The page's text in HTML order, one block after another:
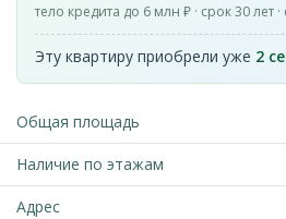
тело кредита до 6 млн ₽ · срок 30 лет ·
Эту квартиру приобрели уже 2
Общая площадь
Наличие по этажам
Адрес